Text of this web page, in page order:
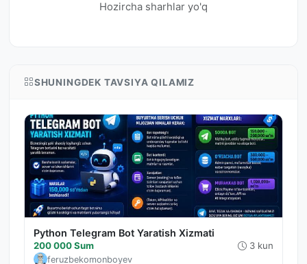
Hozircha sharhlar yo'q
SHUNINGDEK TAVSIYA QILAMIZ
Python Telegram Bot Yaratish Xizmati
200 000 Sum 3 kun
feruzbekomonboyev